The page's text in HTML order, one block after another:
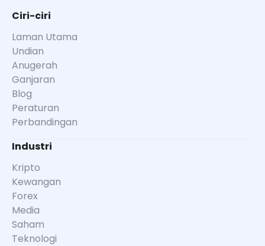
Ciri-ciri
Laman Utama
Undian
Anugerah
Ganjaran
Blog
Peraturan
Perbandingan
Industri
Kripto
Kewangan
Forex
Media
Saham
Teknologi